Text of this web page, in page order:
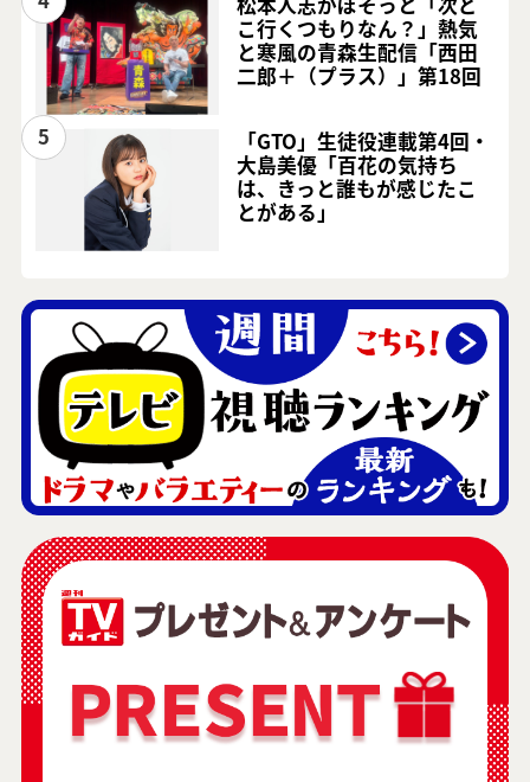
こ行くつもりなん？」熱気
と寒風の青森生配信「西田
二郎＋（プラス）」第18回
5
「GTO」生徒役連載第4回・
大島美優「百花の気持ち
は、きっと誰もが感じたこ
とがある」